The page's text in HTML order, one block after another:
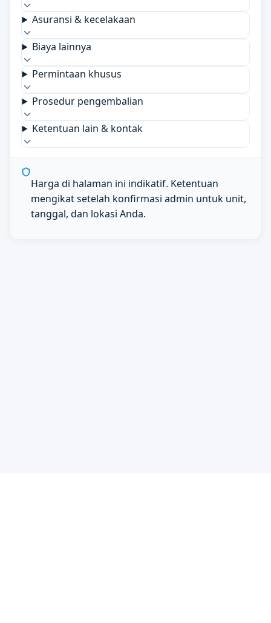
Asuransi & kecelakaan
Biaya lainnya
Permintaan khusus
Prosedur pengembalian
Ketentuan lain & kontak
Harga di halaman ini indikatif. Ketentuan
mengikat setelah konfirmasi admin untuk unit,
tanggal, dan lokasi Anda.